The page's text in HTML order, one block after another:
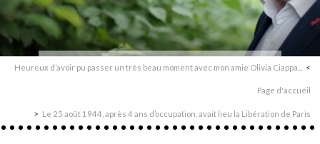
Heureux d’avoir pu passer un très beau moment avec mon amie Olivia Ciappa...
Page d'accueil
Le 25 août 1944, après 4 ans d’occupation, avait lieu la Libération de Paris